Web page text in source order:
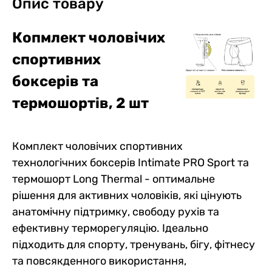
Копмлект чоловічих
спортивних
боксерів та
термошортів, 2 шт
Комплект чоловічих спортивних
технологічних боксерів Intimate PRO Sport та
термошорт Long Thermal - оптимальне
рішення для активних чоловіків, які цінують
анатомічну підтримку, свободу рухів та
ефективну терморегуляцію. Ідеально
підходить для спорту, тренувань, бігу, фітнесу
та повсякденного використання,